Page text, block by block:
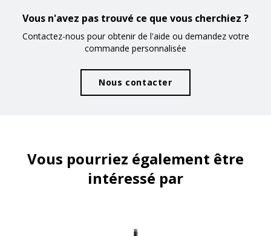
Vous n'avez pas trouvé ce que vous cherchiez ?
Contactez-nous pour obtenir de l'aide ou demandez votre
commande personnalisée
Nous contacter
Vous pourriez également être
intéressé par